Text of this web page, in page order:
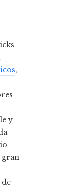
,
y
gran
de